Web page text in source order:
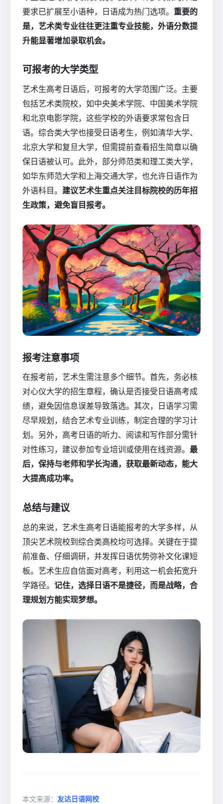
要求已扩展至小语种，日语成为热门选项。 重要的
是，艺术类专业往往更注重专业技能，外语分数提
升能显著增加录取机会。
可报考的大学类型
艺术生高考日语后，可报考的大学范围广泛。主要
包括艺术类院校，如中央美术学院、中国美术学院
和北京电影学院，这些学校的外语要求常包含日
语。综合类大学也接受日语考生，例如清华大学、
北京大学和复旦大学，但需提前查看招生简章以确
保日语被认可。此外，部分师范类和理工类大学，
如华东师范大学和上海交通大学，也允许日语作为
外语科目。 建议艺术生重点关注目标院校的历年招
生政策，避免盲目报考。
报考注意事项
在报考前，艺术生需注意多个细节。首先，务必核
对心仪大学的招生章程，确认是否接受日语高考成
绩，避免因信息误差导致落选。其次，日语学习需
尽早规划，结合艺术专业训练，制定合理的学习计
划。另外，高考日语的听力、阅读和写作部分需针
对性练习，建议参加专业培训或使用在线资源。 最
后，保持与老师和学长沟通，获取最新动态，能大
大提高成功率。
总结与建议
总的来说，艺术生高考日语能报考的大学多样，从
顶尖艺术院校到综合类高校均可选择。关键在于提
前准备、仔细调研，并发挥日语优势弥补文化课短
板。艺术生应自信面对高考，利用这一机会拓宽升
学路径。 记住，选择日语不是捷径，而是战略，合
理规划方能实现梦想。
本文来源： 友达日语网校